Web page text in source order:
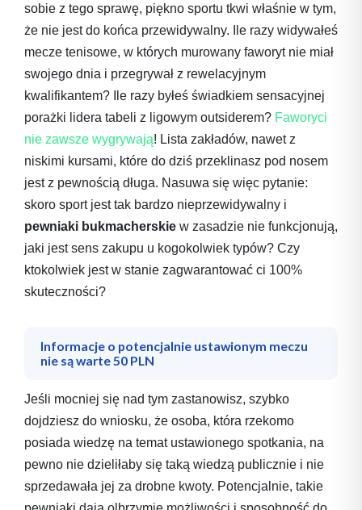
sobie z tego sprawę, piękno sportu tkwi właśnie w tym,
że nie jest do końca przewidywalny. Ile razy widywałeś
mecze tenisowe, w których murowany faworyt nie miał
swojego dnia i przegrywał z rewelacyjnym
kwalifikantem? Ile razy byłeś świadkiem sensacyjnej
porażki lidera tabeli z ligowym outsiderem? Faworyci
nie zawsze wygrywają! Lista zakładów, nawet z
niskimi kursami, które do dziś przeklinasz pod nosem
jest z pewnością długa. Nasuwa się więc pytanie:
skoro sport jest tak bardzo nieprzewidywalny i
pewniaki bukmacherskie w zasadzie nie funkcjonują,
jaki jest sens zakupu u kogokolwiek typów? Czy
ktokolwiek jest w stanie zagwarantować ci 100%
skuteczności?
Informacje o potencjalnie ustawionym meczu
nie są warte 50 PLN
Jeśli mocniej się nad tym zastanowisz, szybko
dojdziesz do wniosku, że osoba, która rzekomo
posiada wiedzę na temat ustawionego spotkania, na
pewno nie dzieliłaby się taką wiedzą publicznie i nie
sprzedawała jej za drobne kwoty. Potencjalnie, takie